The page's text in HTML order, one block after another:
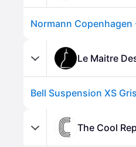
Le Maitre
The Cool